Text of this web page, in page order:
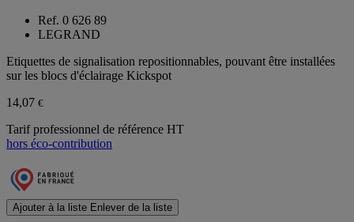
Ref. 0 626 89
LEGRAND
Etiquettes de signalisation repositionnables, pouvant être installées
sur les blocs d'éclairage Kickspot
14,07 €
Tarif professionnel de référence HT
hors éco-contribution
Ajouter à la liste Enlever de la liste